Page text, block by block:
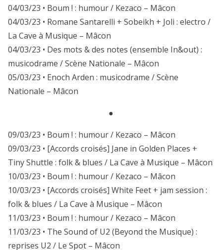
04/03/23 • Boum ! : humour / Kezaco – Mâcon
04/03/23 • Romane Santarelli + Sobeikh + Joli : electro /
La Cave à Musique – Mâcon
04/03/23 • Des mots & des notes (ensemble In&out) :
musicodrame / Scène Nationale – Mâcon
05/03/23 • Enoch Arden : musicodrame / Scène
Nationale – Mâcon
●
09/03/23 • Boum ! : humour / Kezaco – Mâcon
09/03/23 • [Accords croisés] Jane in Golden Places +
Tiny Shuttle : folk & blues / La Cave à Musique – Mâcon
10/03/23 • Boum ! : humour / Kezaco – Mâcon
10/03/23 • [Accords croisés] White Feet + jam session :
folk & blues / La Cave à Musique – Mâcon
11/03/23 • Boum ! : humour / Kezaco – Mâcon
11/03/23 • The Sound of U2 (Beyond the Musique) :
reprises U2 / Le Spot – Mâcon